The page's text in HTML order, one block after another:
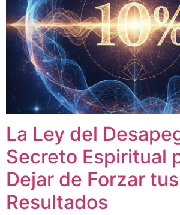
La Ley del
Secreto Espiritual
Dejar de Forzar tus
Resultados